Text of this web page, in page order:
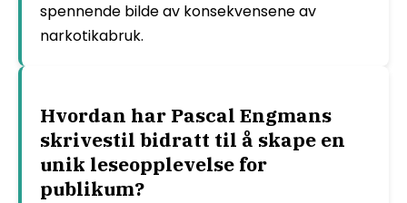
spennende bilde av konsekvensene av
narkotikabruk.
Hvordan har Pascal Engmans
skrivestil bidratt til å skape en
unik leseopplevelse for
publikum?